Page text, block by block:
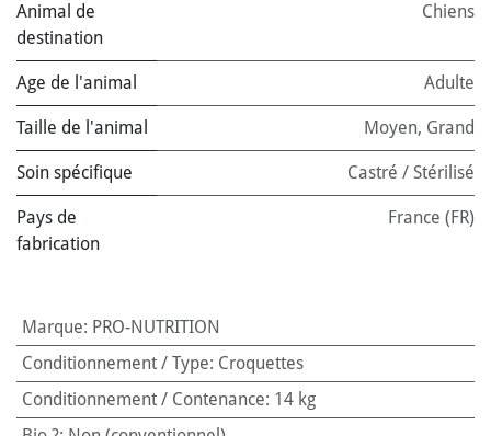
Animal de
destination
Chiens
Age de l'animal Adulte
Taille de l'animal Moyen, Grand
Soin spécifique Castré / Stérilisé
Pays de
fabrication
France (FR)
Marque: PRO-NUTRITION
Conditionnement / Type: Croquettes
Conditionnement / Contenance: 14 kg